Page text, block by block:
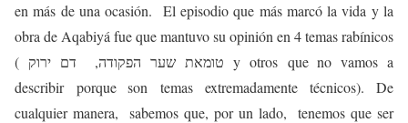
en más de una ocasión. El episodio que más marcó la vida y la
obra de Aqabiyá fue que mantuvo su opinión en 4 temas rabínicos
( טומאת שער הפקודה, דם ירוק y otros que no vamos a
describir porque son temas extremadamente técnicos). De
cualquier manera, sabemos que, por un lado, tenemos que ser